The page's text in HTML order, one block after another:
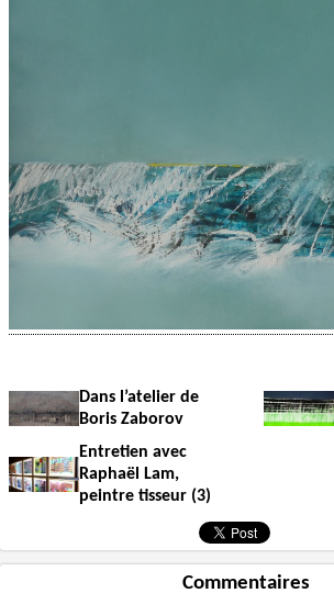
Dans l’atelier de
Boris Zaborov
Entretien avec
Raphaël Lam,
peintre tisseur (3)
Commentaires